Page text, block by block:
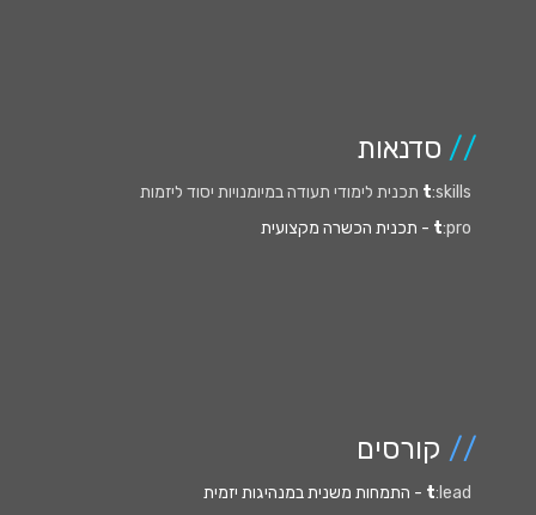
// סדנאות
t:skills תכנית לימודי תעודה במיומנויות יסוד ליזמות
t:pro - תכנית הכשרה מקצועית
// קורסים
t:lead
- התמחות משנית במנהיגות יזמית